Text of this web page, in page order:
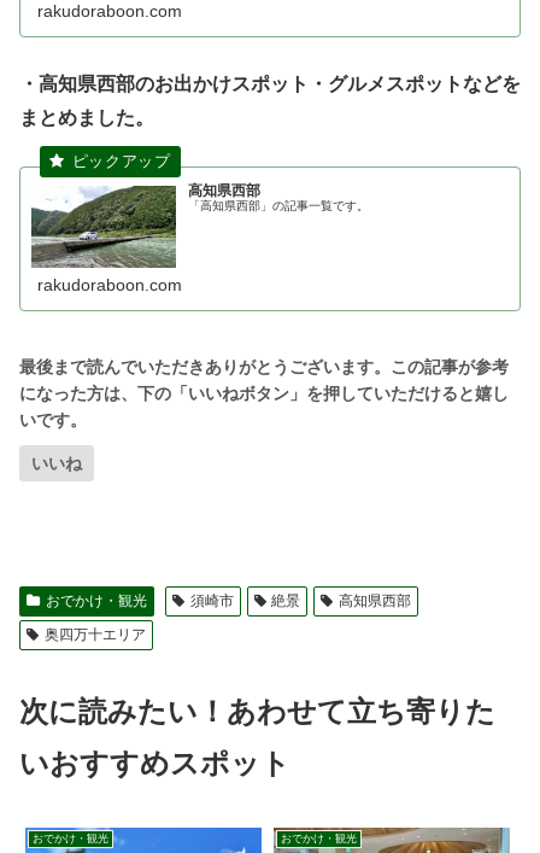
rakudoraboon.com
・高知県西部のお出かけスポット・グルメスポットなどを
まとめました。
高知県西部
「高知県西部」の記事一覧です。
rakudoraboon.com
いいね
おでかけ・観光 須崎市 絶景
高知県西部
奥四万十エリア
次に読みたい！あわせて立ち寄りた
いおすすめスポット
おでかけ・観光 おでかけ・観光